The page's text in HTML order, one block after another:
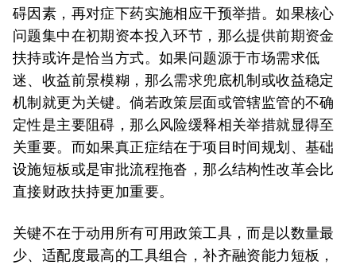
碍因素，再对症下药实施相应干预举措。如果核心
问题集中在初期资本投入环节，那么提供前期资金
扶持或许是恰当方式。如果问题源于市场需求低
迷、收益前景模糊，那么需求兜底机制或收益稳定
机制就更为关键。倘若政策层面或管辖监管的不确
定性是主要阻碍，那么风险缓释相关举措就显得至
关重要。而如果真正症结在于项目时间规划、基础
设施短板或是审批流程拖沓，那么结构性改革会比
直接财政扶持更加重要。
关键不在于动用所有可用政策工具，而是以数量最
少、适配度最高的工具组合，补齐融资能力短板，